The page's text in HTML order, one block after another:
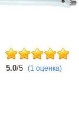
5.0/5 (1 оценка)